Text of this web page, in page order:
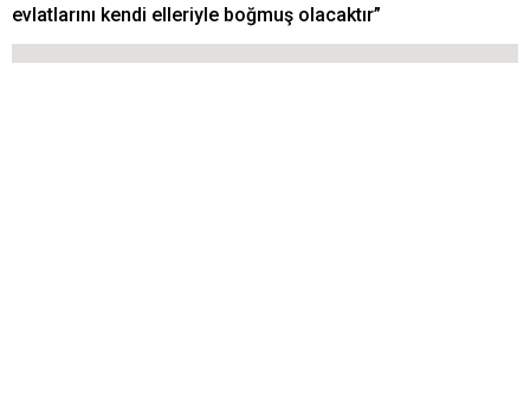
evlatlarını kendi elleriyle boğmuş olacaktır”